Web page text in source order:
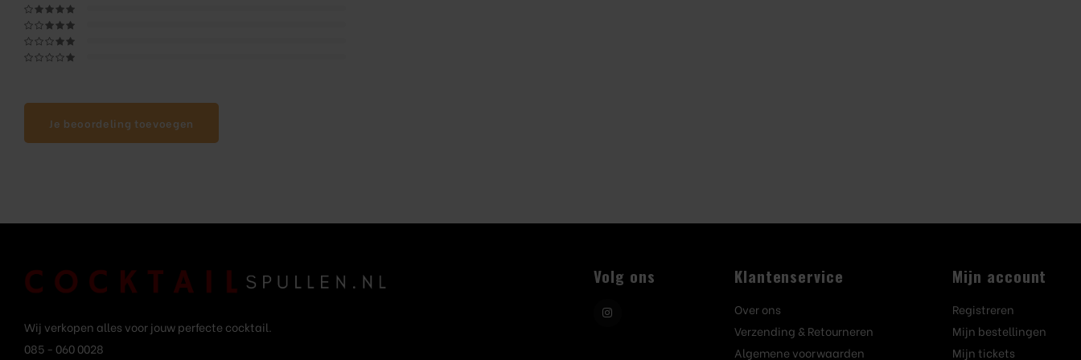
Je beoordeling toevoegen
Wij verkopen alles voor jouw perfecte cocktail.
085 - 060 0028
Volg ons Klantenservice
Over ons
Verzending & Retourneren
Algemene voorwaarden
Mijn account
Registreren
Mijn bestellingen
Mijn tickets